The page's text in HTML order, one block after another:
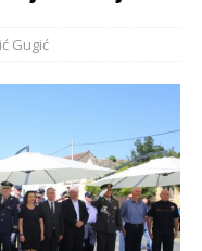
Gugić